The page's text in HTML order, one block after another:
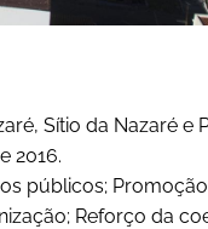
Sítio da Nazaré e
2016.
públicos;
Reforço da